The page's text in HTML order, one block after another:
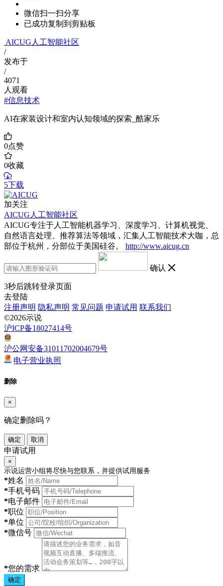
微信扫一扫分享
已成功复制到剪贴板
AICUG人工智能社区
/
发布于
/
4071
人观看
#信息技术
AI在家装设计和室内认知领域的探索_酷家乐
0点赞
0收藏
5下载
加关注
AICUG人工智能社区
AICUG专注于人工智能机器学习、深度学习、计算机视觉、
自然语言处理、推荐算法等领域，汇集人工智能技术大咖，总
部位于杭州，分部位于美国硅谷。
http://www.aicug.cn
确认
3秒后跳转登录页面
去登陆
注册声明 隐私声明 常见问题 申请试用 联系我们
©2026示说
沪ICP备18027414号
沪公网安备31011702004679号
电子营业执照
删除
×
确定删除吗？
确定 取消
申请试用
×
示说运营小组将尽快与您联系，并提供试用服务
*姓名
*手机号码
*电子邮件
*职位
*单位
*微信号
*您的需求
确定